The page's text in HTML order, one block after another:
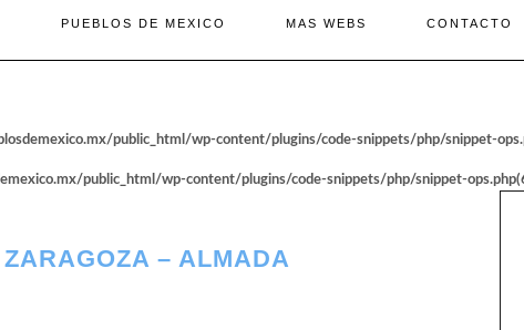
PUEBLOS DE MEXICO MAS WEBS CONTACTO
public_html/wp-content/plugins/code-snippets/php/snippet-
public_html/wp-content/plugins/code-snippets/php/snippet-
– ALMADA